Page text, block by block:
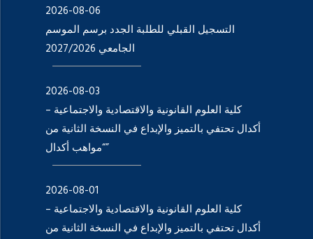
2026-08-06
التسجيل القبلي للطلبة الجدد برسم الموسم
الجامعي 2027/2026
2026-08-03
كلية العلوم القانونية والاقتصادية والاجتماعية –
أكدال تحتفي بالتميز والإبداع في النسخة الثانية من
“مواهب أكدال”
2026-08-01
كلية العلوم القانونية والاقتصادية والاجتماعية –
أكدال تحتفي بالتميز والإبداع في النسخة الثانية من